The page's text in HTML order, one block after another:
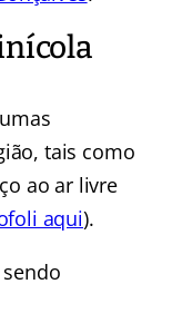
tais como
ao ar livre
aqui).